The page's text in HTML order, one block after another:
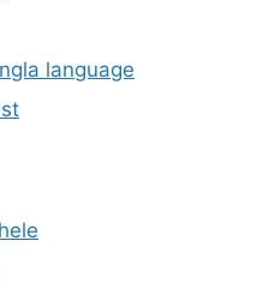
language